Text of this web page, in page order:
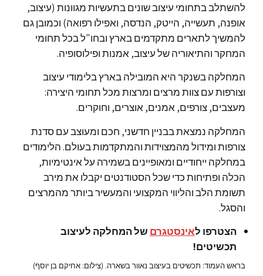
להשתלב בתחומי עיצוב שונים בתעשיות מגוונות (עיצוב,
אופנה, תעשייה, הייטק, הנדסה, ואפילו רפואה) וכמובן גם
להמשיך לתארים מתקדמים בארץ ובחו"ל בכל תחומי
המחקר והתיאוריה של עיצוב, אמנות ופילוסופיה.
המחלקה בשנקר היא המובילה בארץ בלימודי עיצוב
וצורפות עם צוות מרצים ומרצות מכל תחומי היצירה:
מעצבים, צורפים, אמנים, אוצרים, וחוקרים.
המחלקה נמצאת בבניין חדשני, חכם ומעוצב עם סדנת
צורפות ומידול מהמצוידות והמתקדמות בעולם. הלימודים
במחלקה ייחודיים ומאופיינים בשמירה על אינטימיות,
הכלה ופתיחות כדי שכל הסטודנטים יקבלו את מירב
תשומת הלב והליווי המקצועי והמעשיר ביותר מהמרצים
והסגל.
הצטרפו לאינסטגרם של המחלקה לעיצוב
תכשיטים!
בראש העמוד: תכשיטים בעיצוב נאוור בשארה. (צילום: אחיקם בן יוסף)